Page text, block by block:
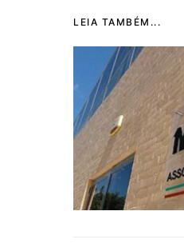
LEIA TAMBÉM...